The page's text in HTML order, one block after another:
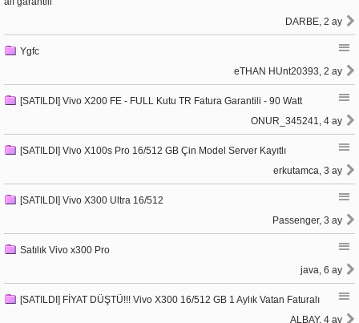
DARBE, 2 ay
Ygfc
eTHAN HUnt20393, 2 ay
[SATILDI] Vivo X200 FE - FULL Kutu TR Fatura Garantili - 90 Watt
ONUR_345241, 4 ay
[SATILDI] Vivo X100s Pro 16/512 GB Çin Model Server Kayıtlı
erkutamca, 3 ay
[SATILDI] Vivo X300 Ultra 16/512
Passenger, 3 ay
Satılık Vivo x300 Pro
java, 6 ay
[SATILDI] FİYAT DÜŞTÜ!!! Vivo X300 16/512 GB 1 Aylık Vatan Faturalı
ALBAY, 4 ay